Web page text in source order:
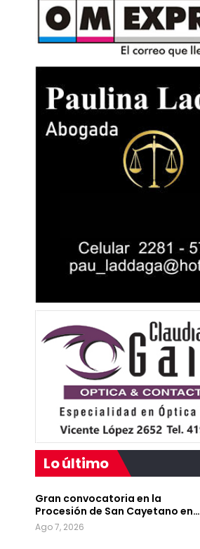
Lo último
Gran convocatoria en la
Procesión de San Cayetano en…
Ago 7, 2026